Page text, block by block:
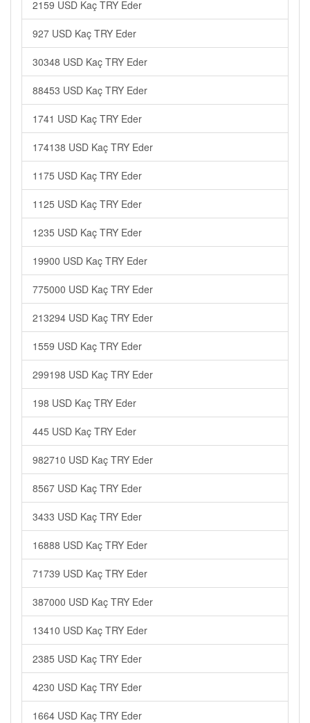
2159 USD Kaç TRY Eder
927 USD Kaç TRY Eder
30348 USD Kaç TRY Eder
88453 USD Kaç TRY Eder
1741 USD Kaç TRY Eder
174138 USD Kaç TRY Eder
1175 USD Kaç TRY Eder
1125 USD Kaç TRY Eder
1235 USD Kaç TRY Eder
19900 USD Kaç TRY Eder
775000 USD Kaç TRY Eder
213294 USD Kaç TRY Eder
1559 USD Kaç TRY Eder
299198 USD Kaç TRY Eder
198 USD Kaç TRY Eder
445 USD Kaç TRY Eder
982710 USD Kaç TRY Eder
8567 USD Kaç TRY Eder
3433 USD Kaç TRY Eder
16888 USD Kaç TRY Eder
71739 USD Kaç TRY Eder
387000 USD Kaç TRY Eder
13410 USD Kaç TRY Eder
2385 USD Kaç TRY Eder
4230 USD Kaç TRY Eder
1664 USD Kaç TRY Eder